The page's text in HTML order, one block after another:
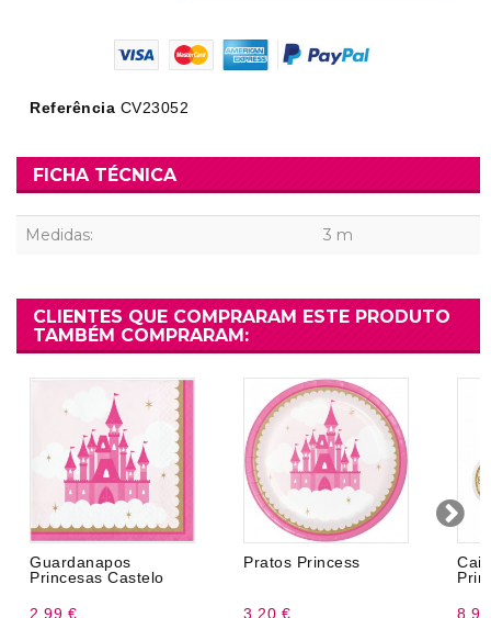
Referência CV23052
FICHA TÉCNICA
Medidas: 3 m
CLIENTES QUE COMPRARAM ESTE PRODUTO
TAMBÉM COMPRARAM:
Guardanapos
Princesas Castelo
2,99 €
Pratos Princess
3,20 €